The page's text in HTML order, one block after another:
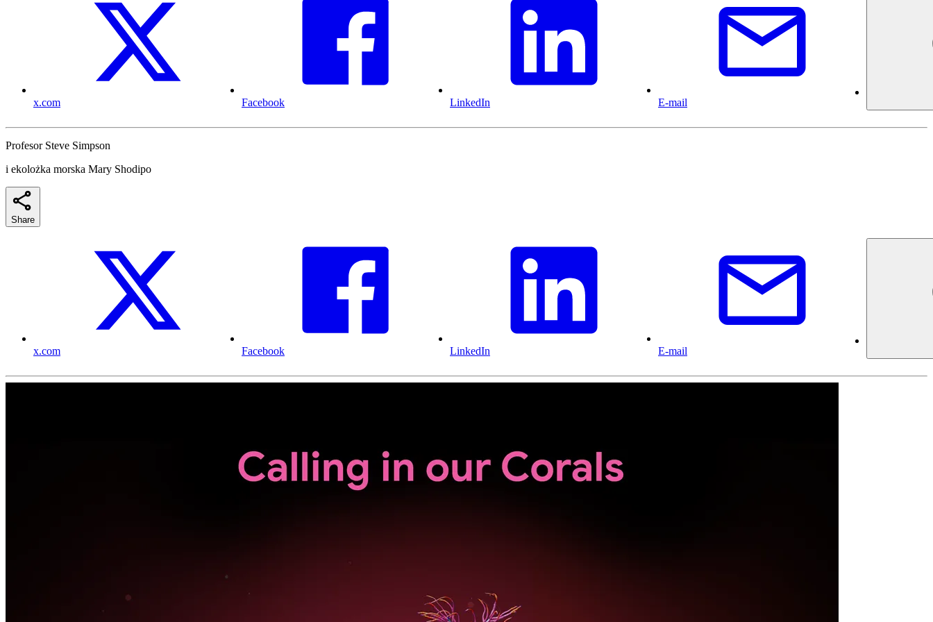
x.com Facebook LinkedIn E-mail
Profesor Steve Simpson
i ekolożka morska Mary Shodipo
Share
x.com Facebook LinkedIn E-mail